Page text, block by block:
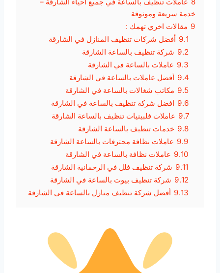
8 عاملات تنظيف بالساعة في جميع أحياء الشارقة –
خدمة سريعة وموثوقة
9 مقالات اخري تهمك :
9.1 أفضل شركات تنظيف المنازل في الشارقة
9.2 شركة تنظيف بالساعة الشارقة
9.3 عاملات بالساعة في الشارقة
9.4 أفضل عاملات بالساعة في الشارقة
9.5 مكاتب شغالات بالساعة في الشارقة
9.6 افضل شركة تنظيف بالساعة في الشارقة
9.7 عاملات فلبينيات تنظيف بالساعة الشارقة
9.8 خدمات تنظيف بالساعة الشارقة
9.9 عاملات نظافة محترفات بالساعة الشارقة
9.10 عاملات نظافة بالساعة في الشارقة
9.11 شركة تنظيف فلل في الرحمانية الشارقة
9.12 شركة تنظيف بيوت بالساعة في الشارقة
9.13 أفضل شركة تنظيف منازل بالساعة في الشارقة